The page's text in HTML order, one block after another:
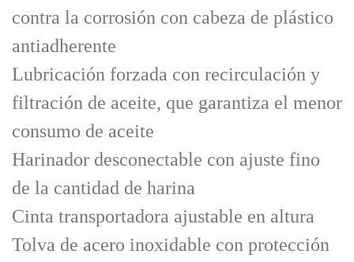
contra la corrosión con cabeza de plástico
antiadherente
Lubricación forzada con recirculación y
filtración de aceite, que garantiza el menor
consumo de aceite
Harinador desconectable con ajuste fino
de la cantidad de harina
Cinta transportadora ajustable en altura
Tolva de acero inoxidable con protección